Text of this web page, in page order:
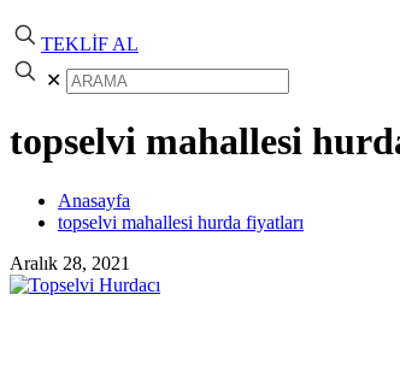
TEKLİF AL
✕
topselvi mahallesi
Anasayfa
topselvi mahallesi hurda fiyatları
Aralık 28, 2021